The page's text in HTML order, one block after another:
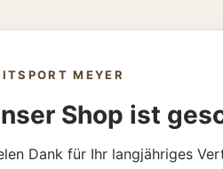
MEYER
Shop ist
Dank für Ihr langjähriges